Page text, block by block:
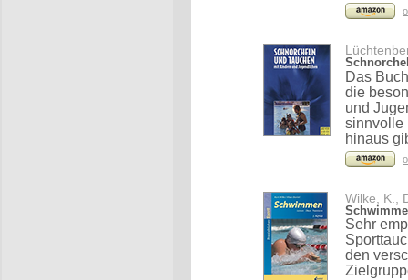
Das
die
und
sinnvolle
hinaus
Wilke, K.,
Sehr
den